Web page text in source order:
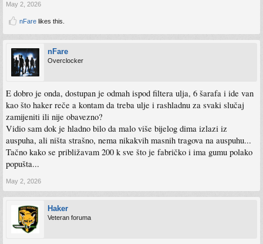
May 2, 2026
nFare likes this.
nFare
Overclocker
E dobro je onda, dostupan je odmah ispod filtera ulja, 6 šarafa i ide van
kao što haker reče a kontam da treba ulje i rashladnu za svaki slučaj
zamijeniti ili nije obavezno?
Vidio sam dok je hladno bilo da malo više bijelog dima izlazi iz
auspuha, ali ništa strašno, nema nikakvih masnih tragova na auspuhu...
Tačno kako se približavam 200 k sve što je fabričko i ima gumu polako
popušta...
May 2, 2026
Haker
Veteran foruma